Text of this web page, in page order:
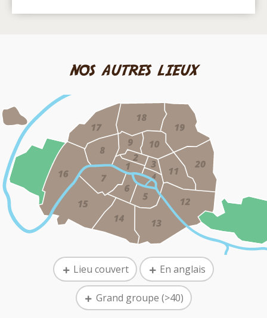
nos autres lieux
Lieu couvert En anglais
Grand groupe (>40)